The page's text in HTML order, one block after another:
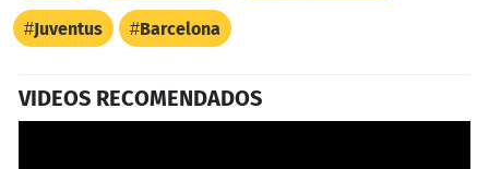
Juventus Barcelona
VIDEOS RECOMENDADOS